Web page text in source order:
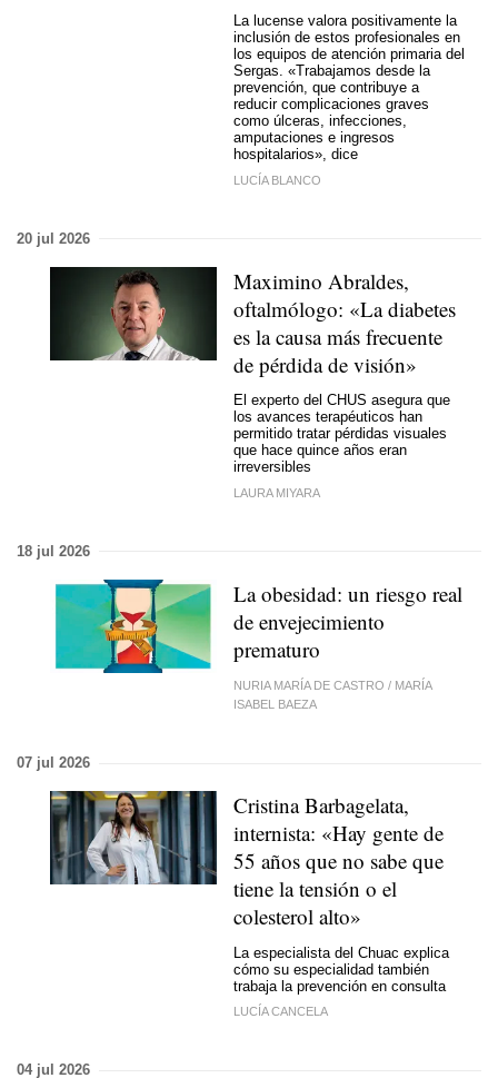
La lucense valora positivamente la
inclusión de estos profesionales en
los equipos de atención primaria del
Sergas. «Trabajamos desde la
prevención, que contribuye a
reducir complicaciones graves
como úlceras, infecciones,
amputaciones e ingresos
hospitalarios», dice
LUCÍA BLANCO
20 jul 2026
Maximino Abraldes,
oftalmólogo: «La diabetes
es la causa más frecuente
de pérdida de visión»
El experto del CHUS asegura que
los avances terapéuticos han
permitido tratar pérdidas visuales
que hace quince años eran
irreversibles
LAURA MIYARA
18 jul 2026
La obesidad: un riesgo real
de envejecimiento
prematuro
NURIA MARÍA DE CASTRO / MARÍA
ISABEL BAEZA
07 jul 2026
Cristina Barbagelata,
internista: «Hay gente de
55 años que no sabe que
tiene la tensión o el
colesterol alto»
La especialista del Chuac explica
cómo su especialidad también
trabaja la prevención en consulta
LUCÍA CANCELA
04 jul 2026